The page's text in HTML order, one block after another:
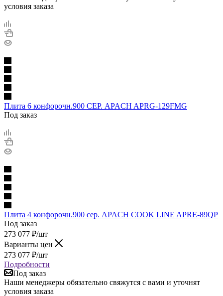
условия заказа
Плита 6 конфорочн.900 СЕР. APACH APRG-129FMG
Под заказ
Плита 4 конфорочн.900 сер. APACH COOK LINE APRE-89QP
Под заказ
273 077 ₽/шт
Варианты цен
273 077 ₽/шт
Подробности
Под заказ
Наши менеджеры обязательно свяжутся с вами и уточнят
условия заказа